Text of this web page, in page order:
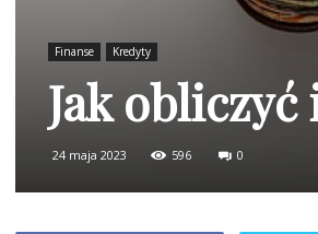
Finanse Kredyty
Jak
24 maja 2023 596 0